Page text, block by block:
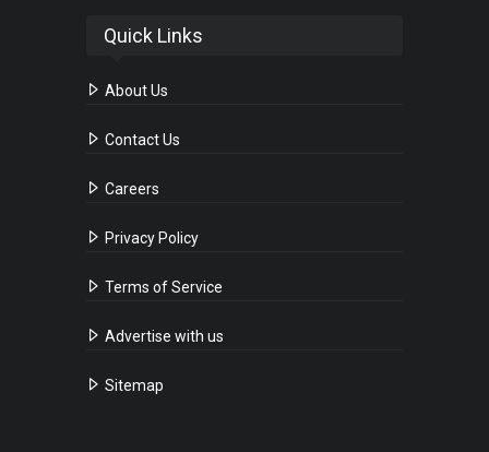
Quick Links
About Us
Contact Us
Careers
Privacy Policy
Terms of Service
Advertise with us
Sitemap